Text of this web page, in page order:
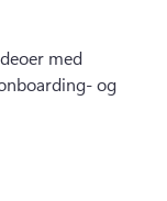
med
og